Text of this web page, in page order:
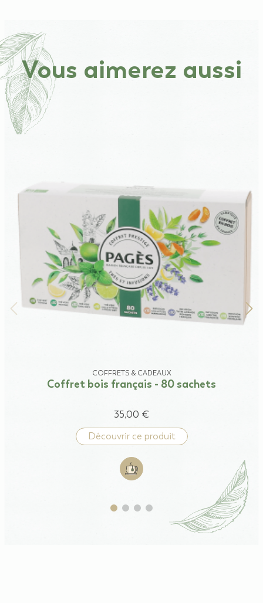
Vous aimerez aussi
COFFRETS & CADEAUX
Coffret bois français - 80 sachets
35,00 €
Découvrir ce produit
Add to cart: Coffret bois français